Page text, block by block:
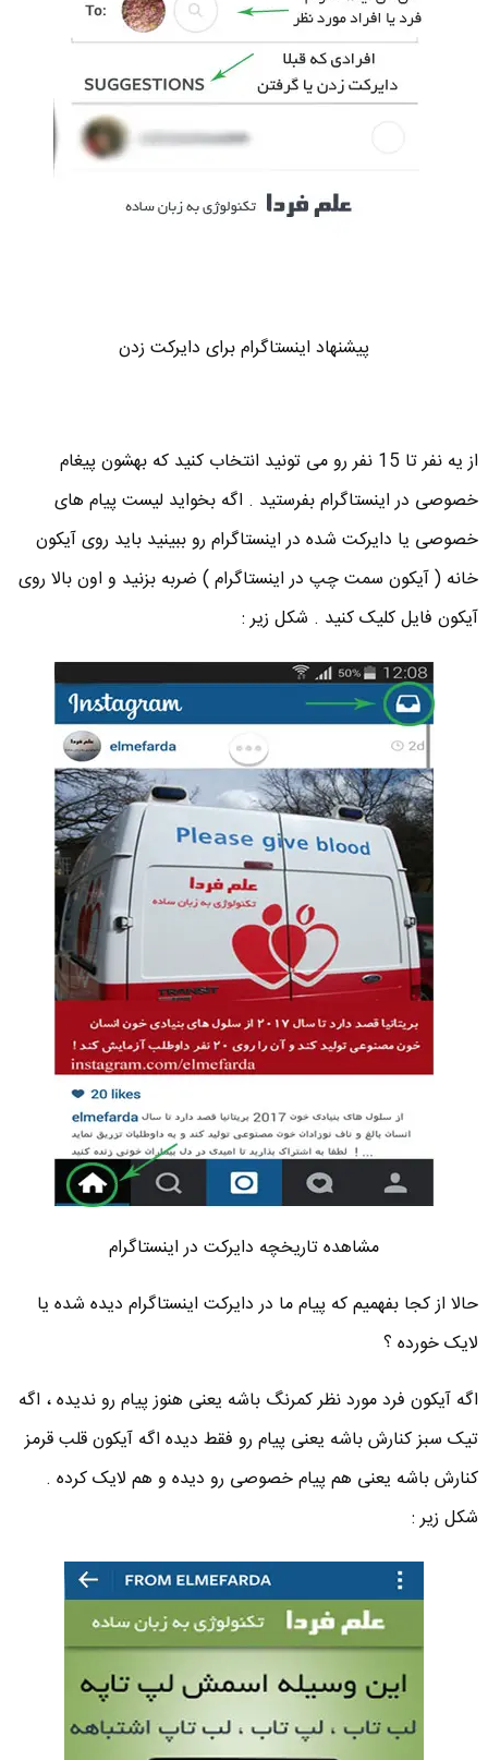
پیشنهاد اینستاگرام برای دایرکت زدن
از یه نفر تا 15 نفر رو می تونید انتخاب کنید که بهشون پیغام
خصوصی در اینستاگرام بفرستید . اگه بخواید لیست پیام های
خصوصی یا دایرکت شده در اینستاگرام رو ببینید باید روی آیکون
خانه ( آیکون سمت چپ در اینستاگرام ) ضربه بزنید و اون بالا روی
آیکون فایل کلیک کنید . شکل زیر :
مشاهده تاریخچه دایرکت در اینستاگرام
حالا از کجا بفهمیم که پیام ما در دایرکت اینستاگرام دیده شده یا
لایک خورده ؟
اگه آیکون فرد مورد نظر کمرنگ باشه یعنی هنوز پیام رو ندیده ، اگه
تیک سبز کنارش باشه یعنی پیام رو فقط دیده اگه آیکون قلب قرمز
کنارش باشه یعنی هم پیام خصوصی رو دیده و هم لایک کرده .
شکل زیر :